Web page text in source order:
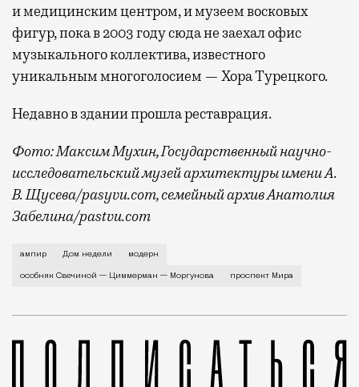
и медицинским центром, и музеем восковых
фигур, пока в 2003 году сюда не заехал офис
музыкального коллектива, известного
уникальным многоголосием — Хора Турецкого.
Недавно в здании прошла реставрация.
Фото: Максим Мухин, Государственный научно-
исследовательский музей архитектуры имени А.
В. Щусева/pasyvu.com, семейный архив Анатолия
Забелина/pastvu.com
История каменного строения в Мещанской
ампир Дом недели модерн
особняк Свечиной — Циммерман — Моргунова проспект Мира